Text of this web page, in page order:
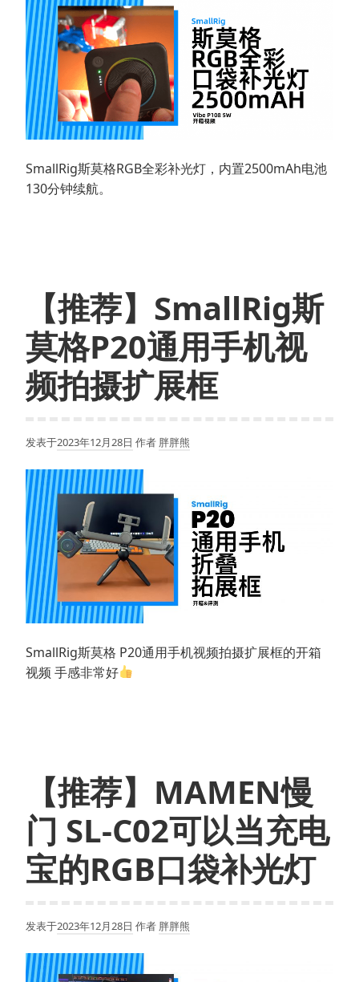
SmallRig斯莫格RGB全彩补光灯，内置2500mAh电池
130分钟续航。
【推荐】SmallRig斯
莫格P20通用手机视
频拍摄扩展框
发表于2023年12月28日 作者 胖胖熊
SmallRig斯莫格 P20通用手机视频拍摄扩展框的开箱
视频 手感非常好
【推荐】MAMEN慢
门 SL-C02可以当充电
宝的RGB口袋补光灯
发表于2023年12月28日 作者 胖胖熊